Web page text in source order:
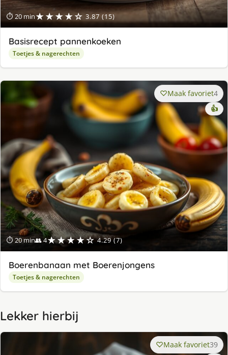
⏱ 20 min★★★★☆ 3.87 (15)
Basisrecept pannenkoeken
Toetjes & nagerechten
⏱ 20 min👥 4★★★★☆ 4.29 (7)
Maak favoriet4
👍
Boerenbanaan met Boerenjongens
Toetjes & nagerechten
Lekker hierbij
Maak favoriet39